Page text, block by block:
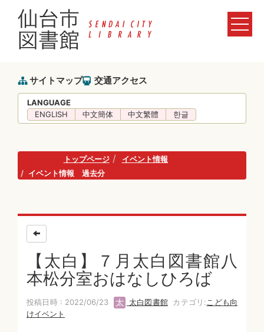
サイトマップ 交通アクセス
LANGUAGE
ENGLISH
中文簡体 中文繁體 한글
トップページ
イベント情報
イベント情報 過去分
【太白】７月太白図書館八
本松分室おはなしひろば
投稿日時 : 2022/06/23 太白図書館カテゴリ: こども向
けイベント